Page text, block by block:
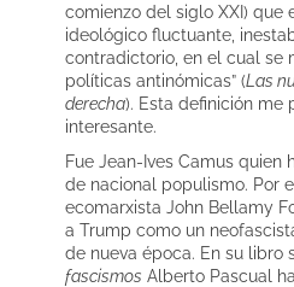
comienzo del siglo XXI) que
ideológico fluctuante,
contradictorio, en el cual se
políticas antinómicas” (Las
derecha). Esta definición me
interesante.
Fue Jean-Ives Camus quien
de nacional populismo. Por
ecomarxista John Bellamy
a Trump como un
de nueva época. En su libro
fascismos Alberto Pascual